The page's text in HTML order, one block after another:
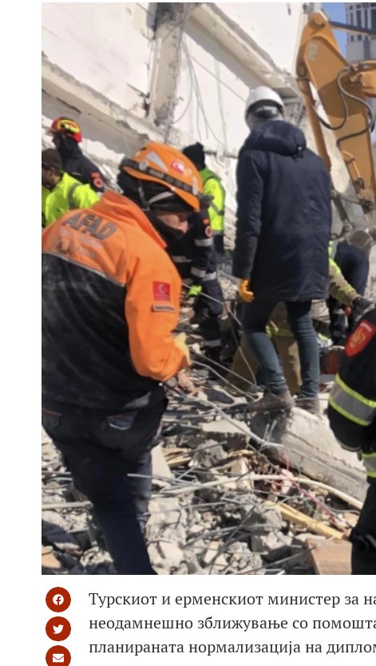
Турскиот и ерменскиот министер за
неодамнешно зближување со помошта
планираната нормализација на